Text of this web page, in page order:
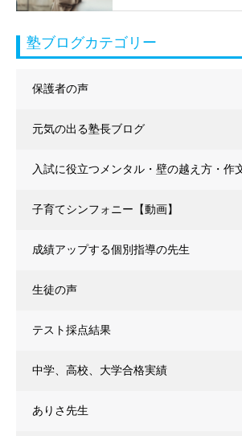
塾ブログカテゴリー
保護者の声
元気の出る塾長ブログ
入試に役立つメンタル・壁の越え方・作
子育てシンフォニー【動画】
成績アップする個別指導の先生
生徒の声
テスト採点結果
中学、高校、大学合格実績
ありさ先生